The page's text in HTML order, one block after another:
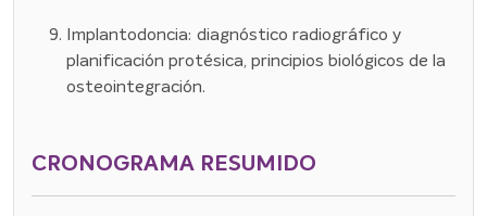
Implantodoncia: diagnóstico radiográfico y
planificación protésica, principios biológicos de la
osteointegración.
CRONOGRAMA RESUMIDO